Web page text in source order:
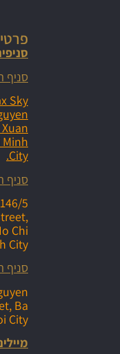
סניף
Sky
Minh
City.
סניף
5
Chi
City.
סניף
Ba
City